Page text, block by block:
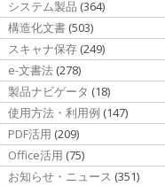
システム製品 (364)
構造化文書 (503)
スキャナ保存 (249)
e-文書法 (278)
製品ナビゲータ (18)
使用方法・利用例 (147)
PDF活用 (209)
Office活用 (75)
お知らせ・ニュース (351)